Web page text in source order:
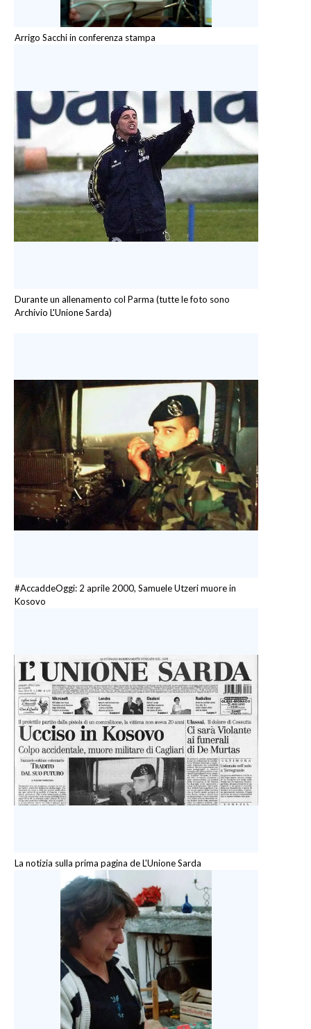
Arrigo Sacchi in conferenza stampa
Durante un allenamento col Parma (tutte le foto sono
Archivio L'Unione Sarda)
#AccaddeOggi: 2 aprile 2000, Samuele Utzeri muore in
Kosovo
La notizia sulla prima pagina de L'Unione Sarda